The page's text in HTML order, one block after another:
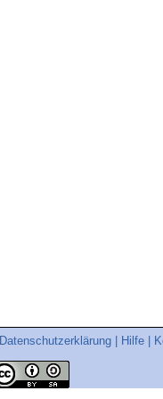
Datenschutzerklärung Hilfe